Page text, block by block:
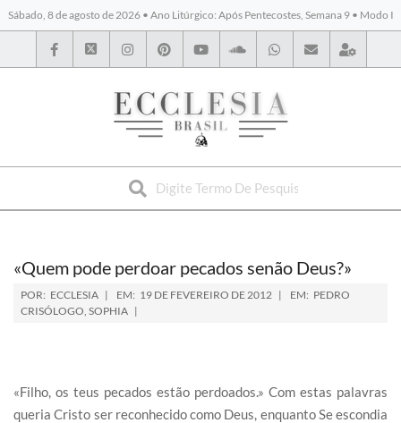
Sábado, 8 de agosto de 2026 • Ano Litúrgico: Após Pentecostes, Semana 9 • Modo I
BYBLOS
«Quem pode perdoar pecados senão Deus?»
POR: ECCLESIA EM: 19 DE FEVEREIRO DE 2012 EM: PEDRO
CRISÓLOGO, SOPHIA
«Filho, os teus pecados estão perdoados.» Com estas palavras
queria Cristo ser reconhecido como Deus, enquanto Se escondia